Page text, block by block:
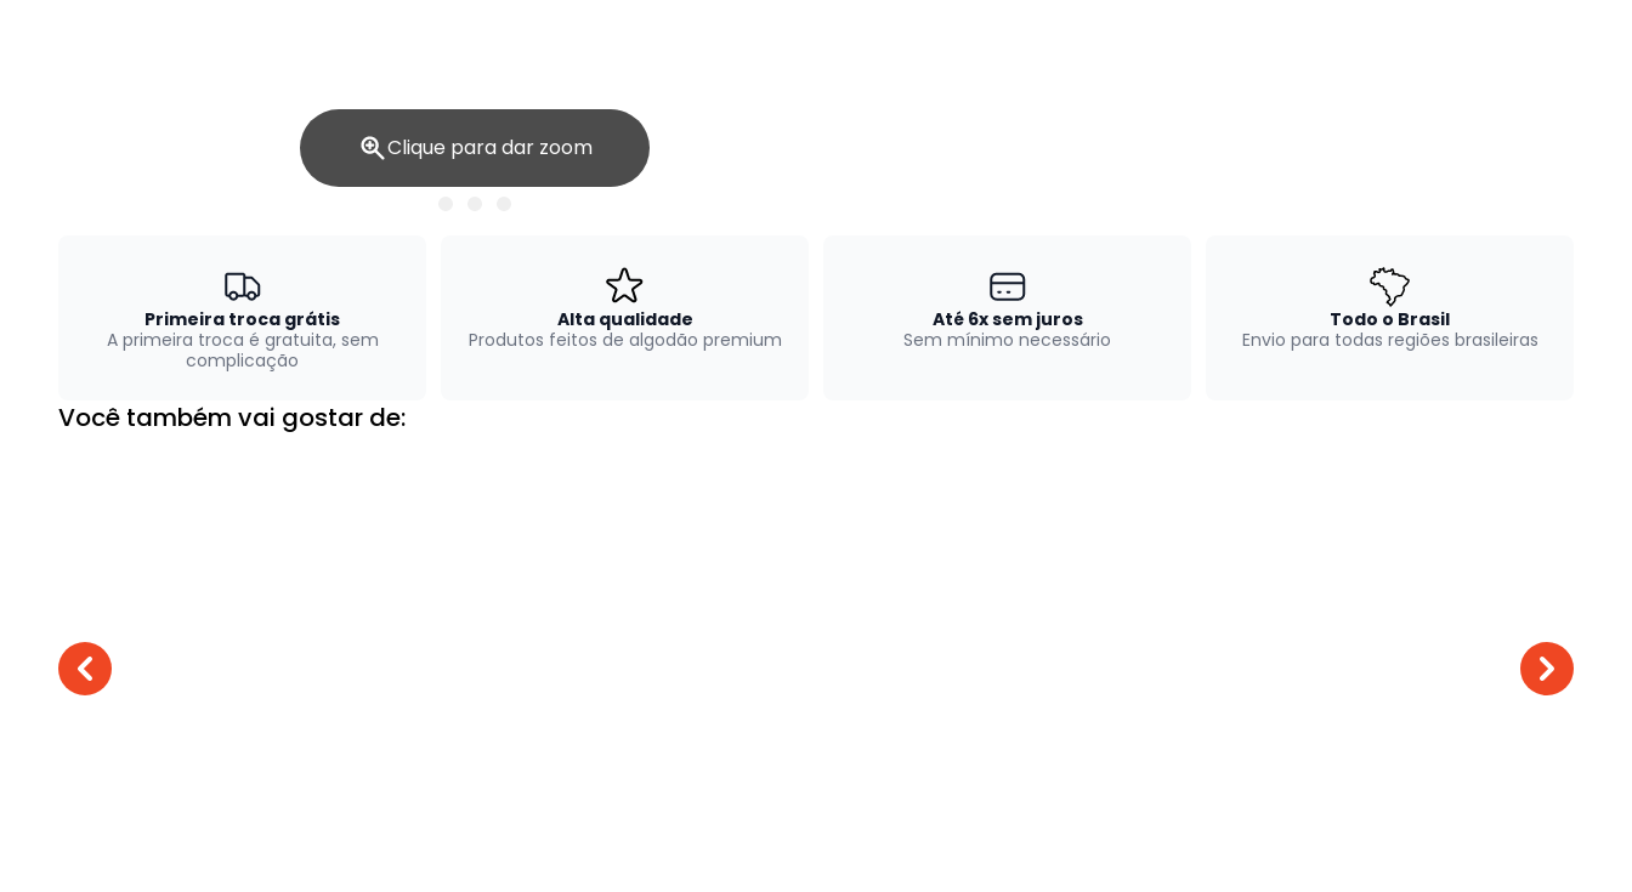
Clique para dar zoom
Primeira troca grátis
A primeira troca é gratuita, sem
complicação
Alta qualidade
Produtos feitos de algodão premium
Até 6x sem juros
Sem mínimo necessário
Todo o Brasil
Envio para todas regiões brasileiras
Você também vai gostar de: